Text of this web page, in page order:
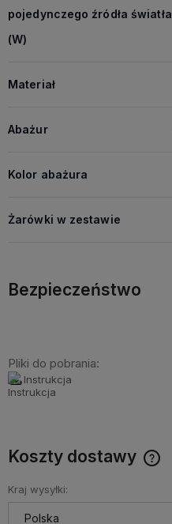
pojedynczego źródła światła
(W)
Materiał
Abażur
Kolor abażura
Żarówki w zestawie
Bezpieczeństwo
Pliki do pobrania:
Instrukcja
Koszty dostawy
Kraj wysyłki: